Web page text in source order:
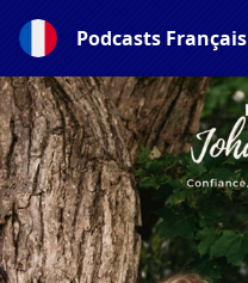
Podcasts Français